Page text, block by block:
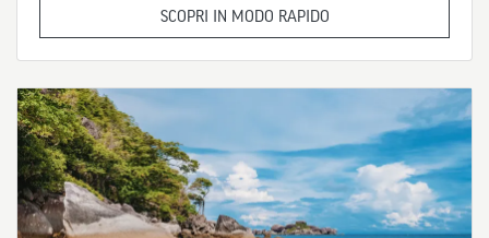
SCOPRI IN MODO RAPIDO